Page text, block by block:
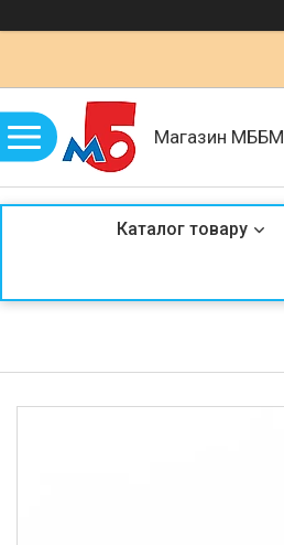
Магазин МББМ
Каталог товару